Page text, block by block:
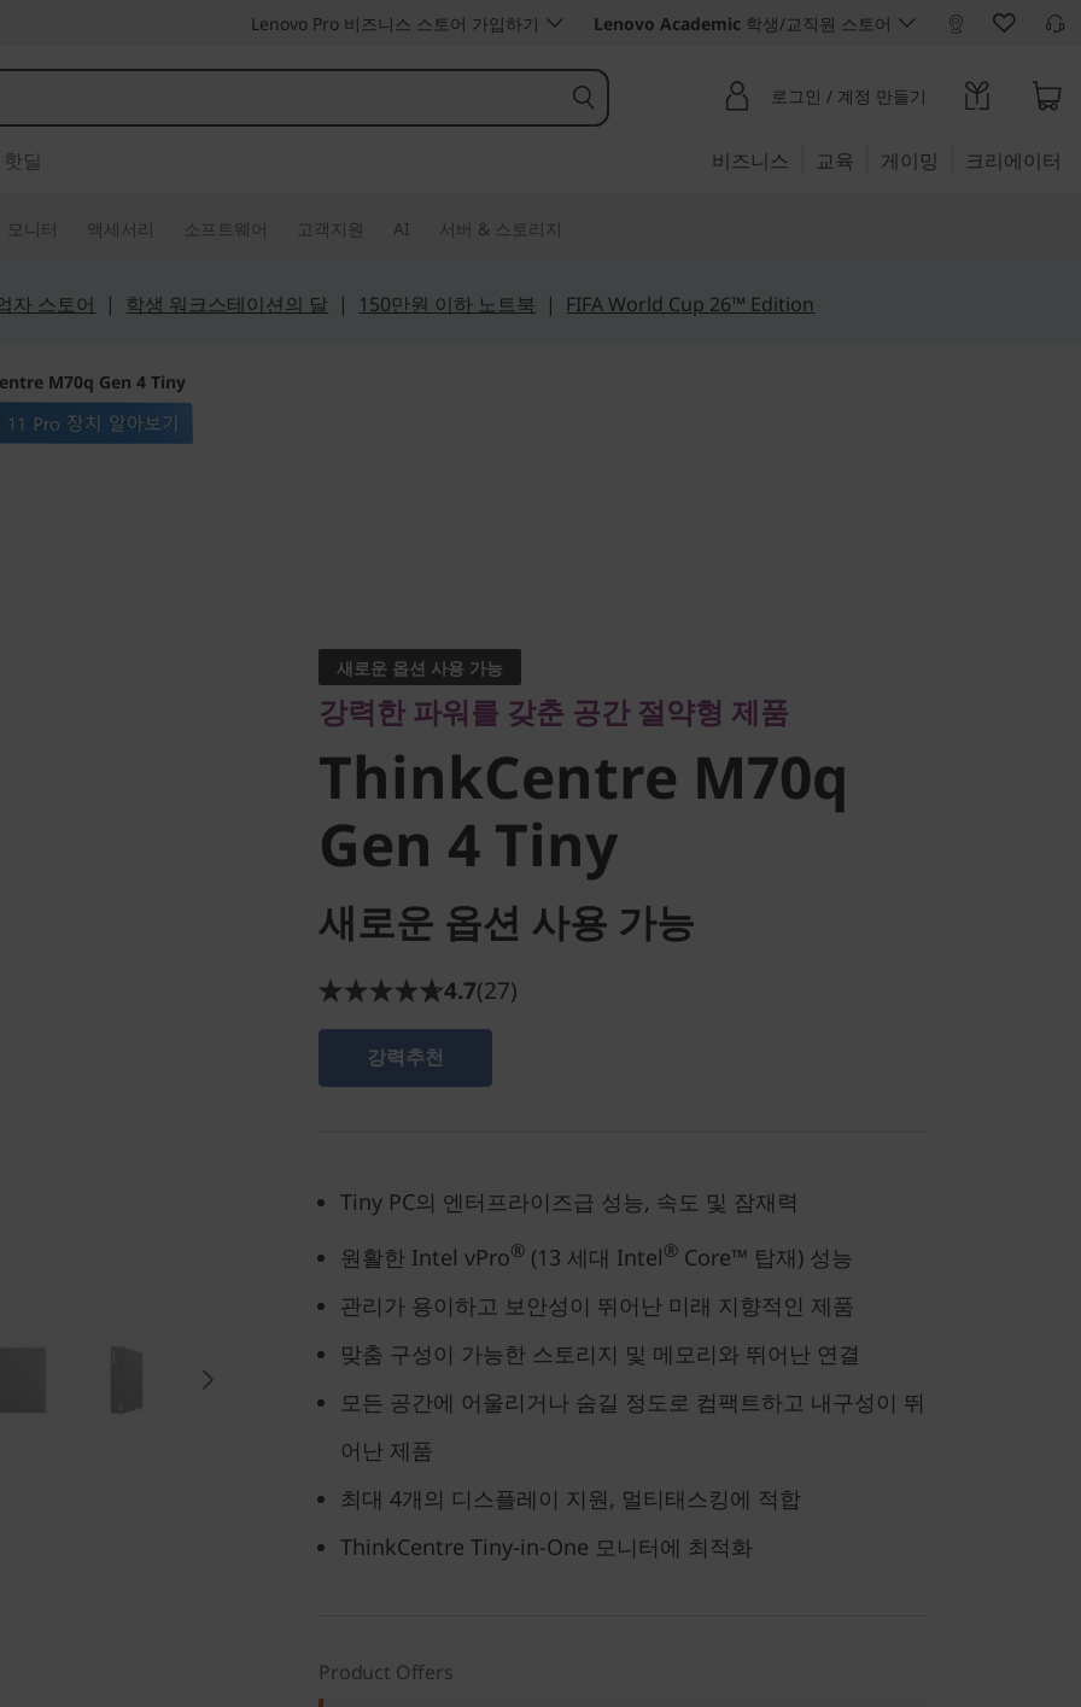
Lenovo Pro 비즈니스 스토어 가입하기 Lenovo Academic 학생/교직원 스토어
로그인 / 계정 만들기
핫딜 비즈니스 교육 게이밍 크리에이터
모니터 액세서리 소프트웨어 고객지원 AI 서버 & 스토리지
자 스토어 | 학생 워크스테이션의 달 | 150만원 이하 노트북 | FIFA World Cup 26™ Edition
M70q Gen 4 Tiny
ThinkCentre M70q
Gen 4 Tiny
새로운 옵션 사용 가능
강력한 파워를 갖춘 공간 절약형 제품
ThinkCentre M70q
Gen 4 Tiny
새로운 옵션 사용 가능
4.7(27)
강력추천
Tiny PC의 엔터프라이즈급 성능, 속도 및 잠재력
원활한 Intel vPro® (13 세대 Intel® Core™ 탑재) 성능
관리가 용이하고 보안성이 뛰어난 미래 지향적인 제품
맞춤 구성이 가능한 스토리지 및 메모리와 뛰어난 연결
모든 공간에 어울리거나 숨길 정도로 컴팩트하고 내구성이 뛰
어난 제품
최대 4개의 디스플레이 지원, 멀티태스킹에 적합
ThinkCentre Tiny-in-One 모니터에 최적화
Product Offers